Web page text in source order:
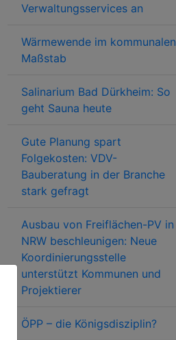
Verwaltungsservices an
Wärmewende im kommunalen
Maßstab
Salinarium Bad Dürkheim: So
geht Sauna heute
Gute Planung spart
Folgekosten: VDV-
Bauberatung in der Branche
stark gefragt
Ausbau von Freiflächen-PV in
NRW beschleunigen: Neue
Koordinierungsstelle
unterstützt Kommunen und
Projektierer
ÖPP – die Königsdisziplin?